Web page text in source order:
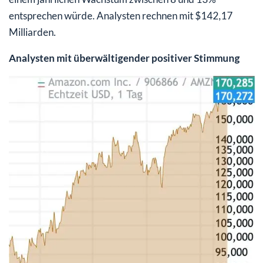
entsprechen würde. Analysten rechnen mit $142,17
Milliarden.
Analysten mit überwältigender positiver Stimmung